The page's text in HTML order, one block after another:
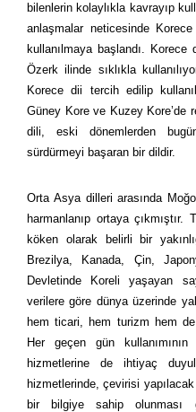
bilenlerin kolaylıkla kavrayıp
anlaşmalar neticesinde
kullanılmaya başlandı. Korece
Özerk ilinde sıklıkla
Korece dii tercih edilip
Güney Kore ve Kuzey Kore’de
dili, eski dönemlerden
sürdürmeyi başaran bir dildir.
Orta Asya dilleri arasında
harmanlanıp ortaya
köken olarak belirli bir
Brezilya, Kanada, Çin,
Devletinde Koreli yaşayan
verilere göre dünya üzerinde
hem ticari, hem turizm hem
Her geçen gün kullanımının
hizmetlerine de ihtiyaç
hizmetlerinde, çevirisi
bir bilgiye sahip olunması